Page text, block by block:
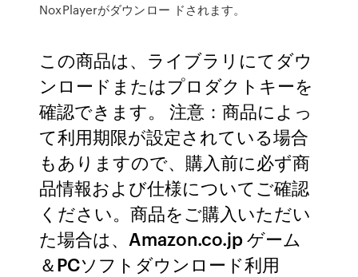
NoxPlayerがダウンロー ドされます。
この商品は、ライブラリにてダウ
ンロードまたはプロダクトキーを
確認できます。 注意：商品によっ
て利用期限が設定されている場合
もありますので、購入前に必ず商
品情報および仕様についてご確認
ください。商品をご購入いただい
た場合は、Amazon.co.jp ゲーム
＆PCソフトダウンロード利用